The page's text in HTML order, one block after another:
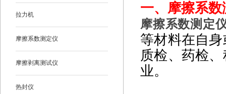
拉力机
摩擦系数测定仪
摩擦剥离测试仪
热封仪
一、 摩擦系
摩擦系数测定
等材料在自
质检、药检
业。